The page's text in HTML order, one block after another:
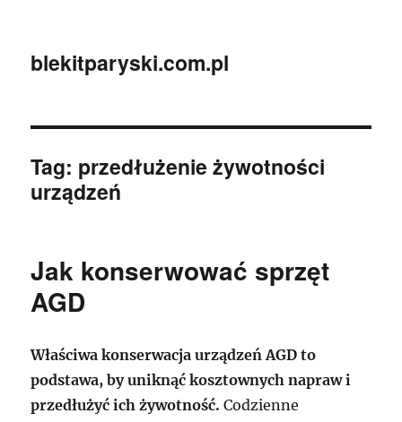
blekitparyski.com.pl
Tag: przedłużenie żywotności
urządzeń
Jak konserwować sprzęt
AGD
Właściwa konserwacja urządzeń AGD to
podstawa, by uniknąć kosztownych napraw i
przedłużyć ich żywotność. Codzienne